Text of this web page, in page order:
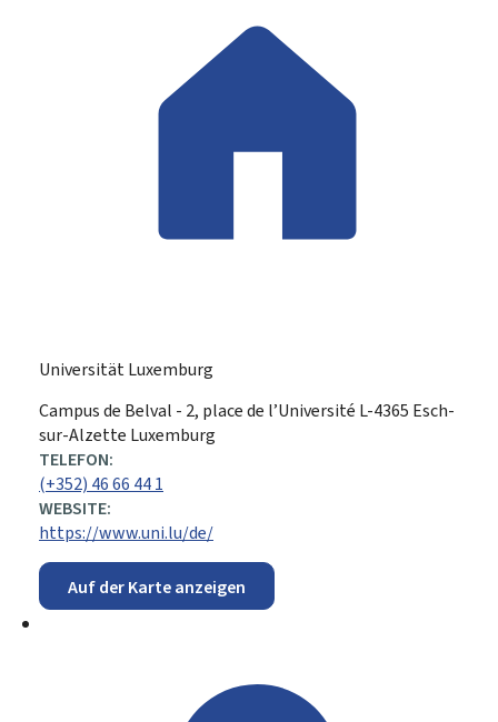
Universität Luxemburg
ADRESSE:
Campus de Belval - 2, place de l’Université L-4365 Esch-
sur-Alzette Luxemburg
TELEFON:
(+352) 46 66 44 1
WEBSITE:
https://www.uni.lu/de/
Auf der Karte anzeigen